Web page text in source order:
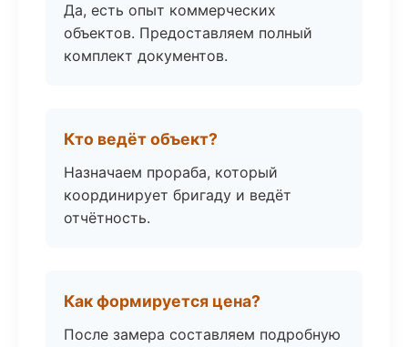
Да, есть опыт коммерческих
объектов. Предоставляем полный
комплект документов.
Кто ведёт объект?
Назначаем прораба, который
координирует бригаду и ведёт
отчётность.
Как формируется цена?
После замера составляем подробную